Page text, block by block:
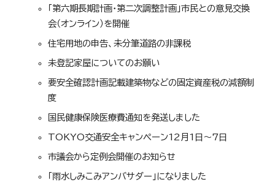
「第六期長期計画・第二次調整計画」市民との意見交換
会（オンライン）を開催
住宅用地の申告、未分筆道路の非課税
未登記家屋についてのお願い
要安全確認計画記載建築物などの固定資産税の減額制
度
国民健康保険医療費通知を発送しました
TOKYO交通安全キャンペーン12月1日～7日
市議会から定例会開催のお知らせ
「雨水しみこみアンバサダー」になりました